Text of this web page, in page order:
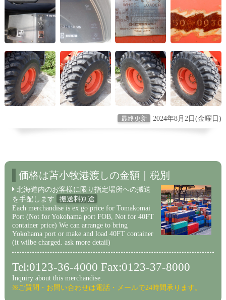
最終更新 2024年8月2日(金曜日)
価格は苫小牧港渡しの金額｜税別
北海道内のお客様に限り指定場所への搬送
を手配します
搬送料別途
Each merchandise is ex go price for Tomakomai
Port (Not for Yokohama port FOB, Not for 40FT
container price) We can arrange to bring
Yokohama port or make and load 40FT container
(it wilbe charged. ask more detail)
Tel:0123-36-4000 Fax:0123-37-8000
Inquiry about this merchandise.
※ご質問・お問い合わせは電話・メールで24時間承ります。